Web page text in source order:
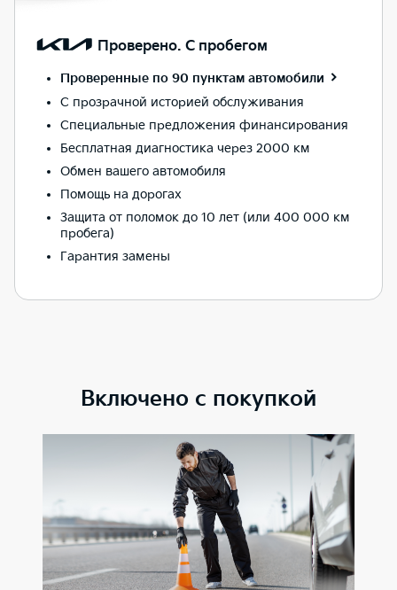
Проверено. С пробегом
Проверенные по 90 пунктам автомобили
С прозрачной историей обслуживания
Специальные предложения финансирования
Бесплатная диагностика через 2000 км
Обмен вашего автомобиля
Помощь на дорогах
Защита от поломок до 10 лет (или 400 000 км
пробега)
Гарантия замены
Включено с покупкой